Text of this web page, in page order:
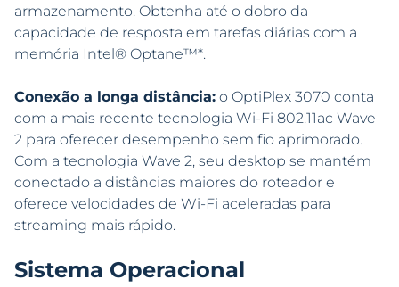
armazenamento. Obtenha até o dobro da
capacidade de resposta em tarefas diárias com a
memória Intel® Optane™*.
Conexão a longa distância: o OptiPlex 3070 conta
com a mais recente tecnologia Wi-Fi 802.11ac Wave
2 para oferecer desempenho sem fio aprimorado.
Com a tecnologia Wave 2, seu desktop se mantém
conectado a distâncias maiores do roteador e
oferece velocidades de Wi-Fi aceleradas para
streaming mais rápido.
Sistema Operacional